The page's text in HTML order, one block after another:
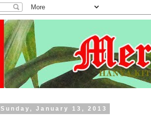
Sunday, January 13, 2013